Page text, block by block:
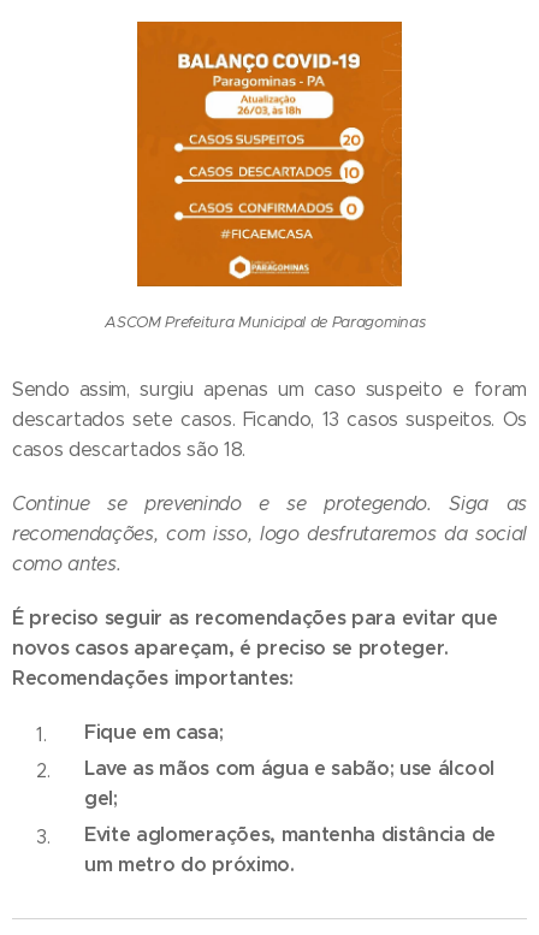
ASCOM Prefeitura Municipal de Paragominas
Sendo assim, surgiu apenas um caso suspeito e foram
descartados sete casos. Ficando, 13 casos suspeitos. Os
casos descartados são 18.
Continue se prevenindo e se protegendo. Siga as
recomendações, com isso, logo desfrutaremos da social
como antes.
É preciso seguir as recomendações para evitar que
novos casos apareçam, é preciso se proteger.
Recomendações importantes:
Fique em casa;
Lave as mãos com água e sabão; use álcool
gel;
Evite aglomerações, mantenha distância de
um metro do próximo.